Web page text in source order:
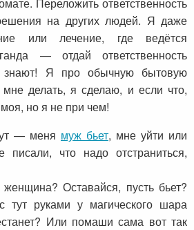
на других людей. Я даже
или лечение, где ведётся
— отдай ответственность
знают! Я про обычную бытовую
делать, я сделаю, и если что,
но я не при чем!
— меня муж бьет, мне уйти или
писали, что надо отстраниться,
Оставайся, пусть бьет?
тут руками у магического шара
Или помаши сама вот так